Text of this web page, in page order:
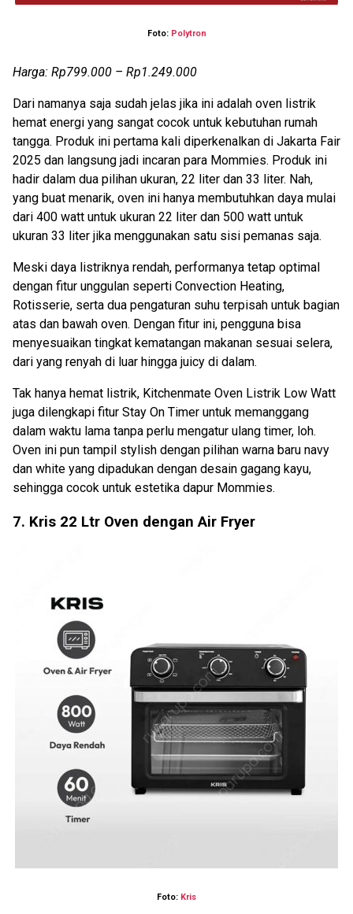
Foto: Polytron
Harga: Rp799.000 – Rp1.249.000
Dari namanya saja sudah jelas jika ini adalah oven listrik
hemat energi yang sangat cocok untuk kebutuhan rumah
tangga. Produk ini pertama kali diperkenalkan di Jakarta Fair
2025 dan langsung jadi incaran para Mommies. Produk ini
hadir dalam dua pilihan ukuran, 22 liter dan 33 liter. Nah,
yang buat menarik, oven ini hanya membutuhkan daya mulai
dari 400 watt untuk ukuran 22 liter dan 500 watt untuk
ukuran 33 liter jika menggunakan satu sisi pemanas saja.
Meski daya listriknya rendah, performanya tetap optimal
dengan fitur unggulan seperti Convection Heating,
Rotisserie, serta dua pengaturan suhu terpisah untuk bagian
atas dan bawah oven. Dengan fitur ini, pengguna bisa
menyesuaikan tingkat kematangan makanan sesuai selera,
dari yang renyah di luar hingga juicy di dalam.
Tak hanya hemat listrik, Kitchenmate Oven Listrik Low Watt
juga dilengkapi fitur Stay On Timer untuk memanggang
dalam waktu lama tanpa perlu mengatur ulang timer, loh.
Oven ini pun tampil stylish dengan pilihan warna baru navy
dan white yang dipadukan dengan desain gagang kayu,
sehingga cocok untuk estetika dapur Mommies.
7. Kris 22 Ltr Oven dengan Air Fryer
Foto: Kris